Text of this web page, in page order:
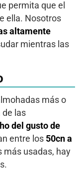
permita que el
ella. Nosotros
altamente
mientras las
más o
de las
del gusto de
entre los 50cn a
más usadas, hay